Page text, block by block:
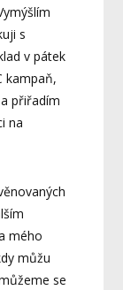
s
v pátek
kampaň,
přiřadím
na
mého
můžu
se